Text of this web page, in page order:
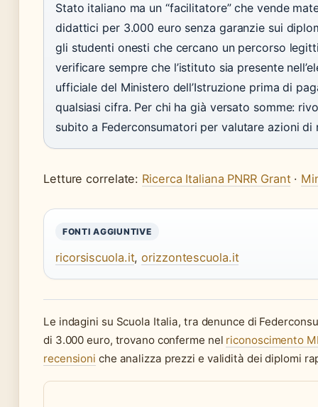
Stato italiano ma un “facilitatore” che vende
didattici per 3.000 euro senza garanzie sui
gli studenti onesti che cercano un percorso
verificare sempre che l’istituto sia presente
ufficiale del Ministero dell’Istruzione prima di
qualsiasi cifra. Per chi ha già versato somme:
subito a Federconsumatori per valutare azioni di
Letture correlate: Ricerca Italiana PNRR Grant·
FONTI AGGIUNTIVE
ricorsiscuola.it,orizzontescuola.it
Le indagini su Scuola Italia, tra denunce di
di 3.000 euro, trovano conferme nel riconoscimento
recensioni che analizza prezzi e validità dei diplomi